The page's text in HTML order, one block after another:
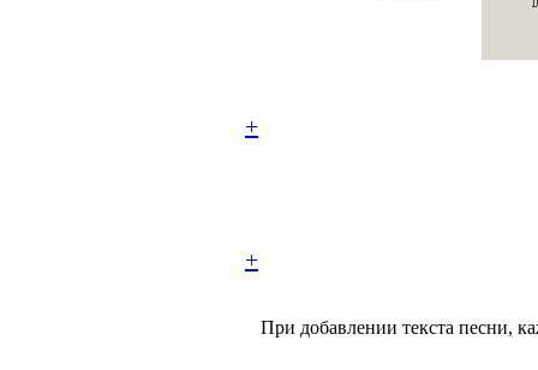
+
+
При добавлении текста песни,